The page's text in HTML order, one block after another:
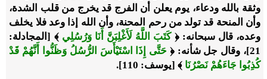
وثقة بالله ودعاء، يوم يعلن أن الفرج قد يخرج من قلب الشدة،
وأن المنحة قد تولد من رحم المحنة، وأن الله إذا وعد فلا يخلف
وعده، قال سبحانه: ﴿كَتَبَ اللَّهُ لَأَغْلِبَنَّ أَنَا وَرُسُلِي ﴾ [المجادلة:
21]، وقال جل شأنه: ﴿
حَتَّى إِذَا اسْتَيْأَسَ الرُّسُلُ وَظَنُّوا أَنَّهُمْ قَدْ
كُذِبُوا جَاءَهُمْ نَصْرُنَا ﴾ [يوسف: 110].